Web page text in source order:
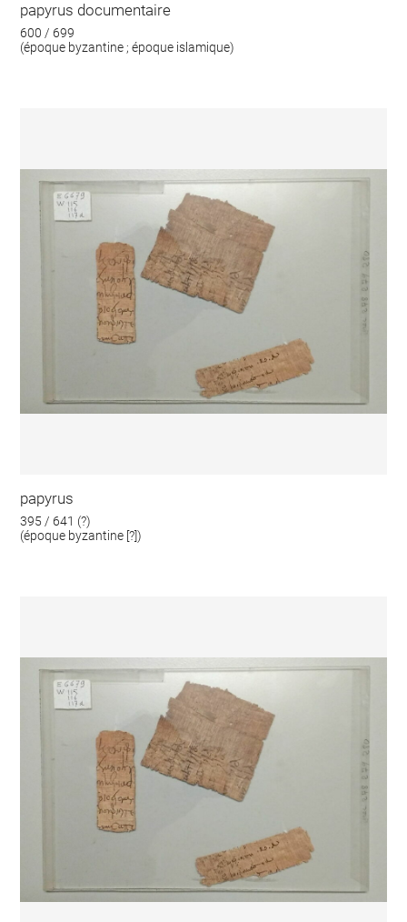
papyrus documentaire
600 / 699
(époque byzantine ; époque islamique)
papyrus
395 / 641 (?)
(époque byzantine [?])